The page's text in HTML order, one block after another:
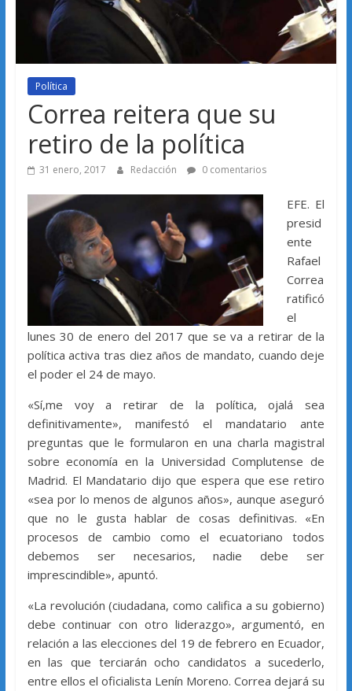
Política
Correa reitera que su
retiro de la política
31 enero, 2017 Redacción 0 comentarios
EFE. El
presid
ente
Rafael
Correa
ratificó
el
lunes 30 de enero del 2017 que se va a retirar de la
política activa tras diez años de mandato, cuando deje
el poder el 24 de mayo.
«Sí,me voy a retirar de la política, ojalá sea
definitivamente», manifestó el mandatario ante
preguntas que le formularon en una charla magistral
sobre economía en la Universidad Complutense de
Madrid. El Mandatario dijo que espera que ese retiro
«sea por lo menos de algunos años», aunque aseguró
que no le gusta hablar de cosas definitivas. «En
procesos de cambio como el ecuatoriano todos
debemos ser necesarios, nadie debe ser
imprescindible», apuntó.
«La revolución (ciudadana, como califica a su gobierno)
debe continuar con otro liderazgo», argumentó, en
relación a las elecciones del 19 de febrero en Ecuador,
en las que terciarán ocho candidatos a sucederlo,
entre ellos el oficialista Lenín Moreno. Correa dejará su